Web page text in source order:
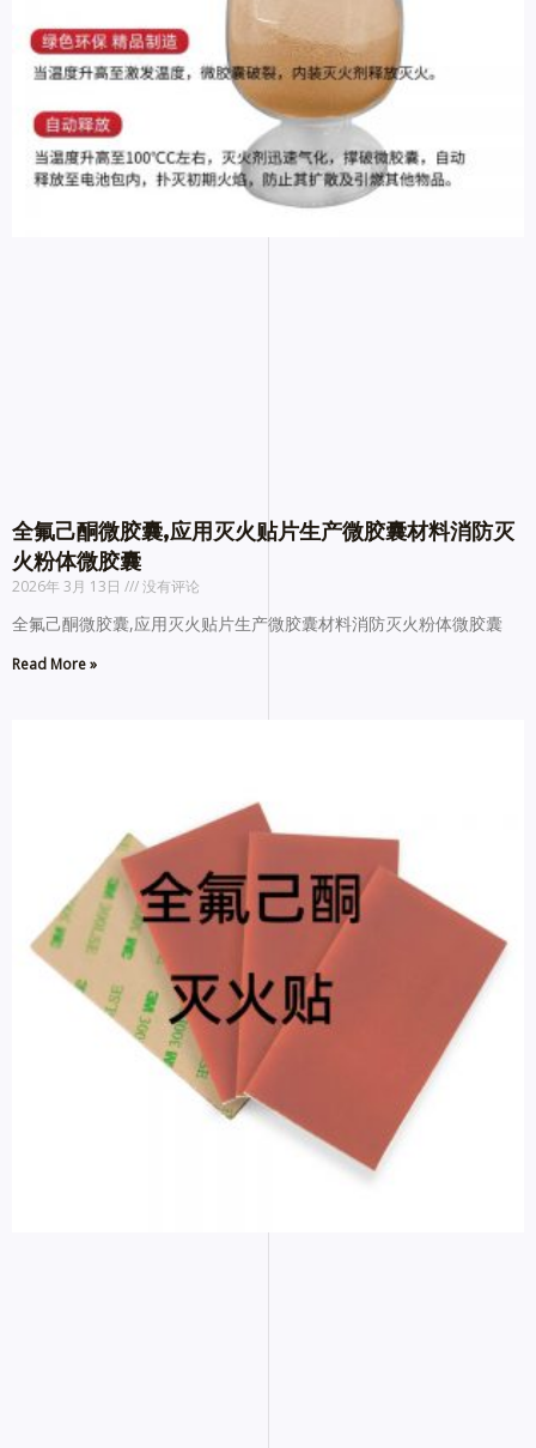
全氟己酮微胶囊,应用灭火贴片生产微胶囊材料消防灭
火粉体微胶囊
2026年 3月 13日 没有评论
全氟己酮微胶囊,应用灭火贴片生产微胶囊材料消防灭火粉体微胶囊
Read More »